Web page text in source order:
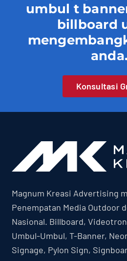
umbul t
billboard
anda.
Konsultasi
Magnum Kreasi Advertising
Penempatan Media Outdoor
Nasional. Billboard,
Umbul-Umbul, T-Banner,
Signage, Pylon Sign,